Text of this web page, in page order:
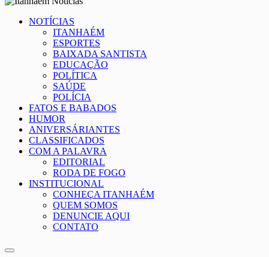
NOTÍCIAS
ITANHAÉM
ESPORTES
BAIXADA SANTISTA
EDUCAÇÃO
POLÍTICA
SAÚDE
POLÍCIA
FATOS E BABADOS
HUMOR
ANIVERSÁRIANTES
CLASSIFICADOS
COM A PALAVRA
EDITORIAL
RODA DE FOGO
INSTITUCIONAL
CONHEÇA ITANHAÉM
QUEM SOMOS
DENUNCIE AQUI
CONTATO